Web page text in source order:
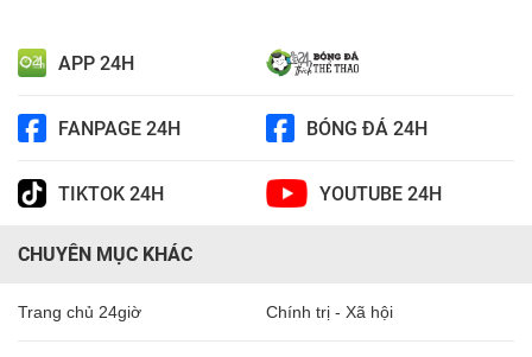
APP 24H
FANPAGE 24H BÓNG ĐÁ 24H
TIKTOK 24H YOUTUBE 24H
CHUYÊN MỤC KHÁC
Trang chủ 24giờ Chính trị - Xã hội